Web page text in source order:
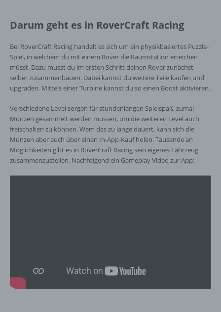
Darum geht es in RoverCraft Racing
Bei RoverCraft Racing handelt es sich um ein physikbasiertes Puzzle-
Spiel, in welchem du mit einem Rover die Raumstation erreichen
müsst. Dazu musst du im ersten Schritt deinen Rover zunächst
selber zusammenbauen. Dabei kannst du weitere Teile kaufen und
upgraden. Mittels einer Turbine kannst du so einen Boost aktivieren.
Verschiedene Level sorgen für stundenlangen Spielspaß, zumal
Münzen gesammelt werden müssen, um die weiteren Level auch
freischalten zu können. Wem das zu lange dauert, kann sich die
Münzen aber auch über einen In-App-Kauf holen. Tausende an
Möglichkeiten gibt es in RoverCraft Racing sein eigenes Fahrzeug
zusammenzustellen. Nachfolgend ein Gameplay Video zur App:
und technischen und organisatorischen
Maßnahmen unterliegen, die gewährleisten,
einer identifizierten oder identifizierbaren
natürlichen Person zugewiesen werden.
Verantwortlicher oder für die Verarbeitung
Verantwortlicher ist die natürliche oder
juristische Person, Behörde, Einrichtung
oder andere Stelle, die allein oder
gemeinsam mit anderen über die Zwecke
und Mittel der Verarbeitung von